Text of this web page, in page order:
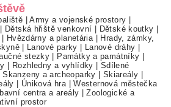
|Army a vojenské prostory |
| Dětská hřiště venkovní | Dětské koutky |
| Hvězdárny a planetária | Hrady, zámky,
| Lanové parky | Lanové dráhy |
stezky | Památky a památníky |
| Rozhledny a vyhlídky | Sdílené
Skanzeny a archeoparky | Skiareály |
| Úniková hra |Westernová městečka
centra a areály |Zoologické a
prostor